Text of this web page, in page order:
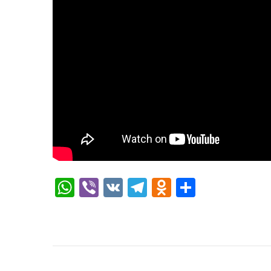
WhatsApp
Viber
VK Telegram